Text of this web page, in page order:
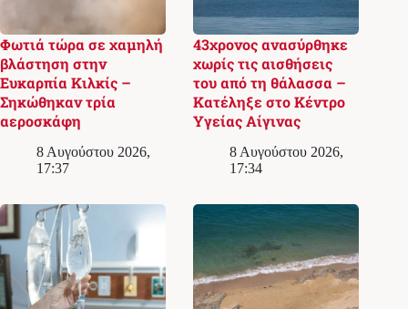
Φωτιά τώρα σε χαμηλή
βλάστηση στην
Ευκαρπία Κιλκίς –
Σηκώθηκαν τρία
αεροσκάφη
8 Αυγούστου 2026,
17:37
43χρονος ανασύρθηκε
χωρίς τις αισθήσεις
του από τη θάλασσα –
Κατέληξε στο Κέντρο
Υγείας Αίγινας
8 Αυγούστου 2026,
17:34